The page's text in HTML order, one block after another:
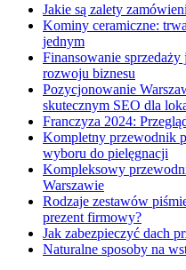
Jakie są zalety
Kominy ceramiczne:
jednym
Finansowanie
rozwoju biznesu
Pozycjonowanie
skutecznym SEO dla
Franczyza 2024:
Kompletny przewodnik
wyboru do pielęgnacji
Kompleksowy
Warszawie
Rodzaje zestawów
prezent firmowy?
Jak zabezpieczyć dach
Naturalne sposoby na